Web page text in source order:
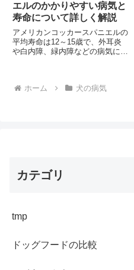
エルのかかりやすい病気と
寿命について詳しく解説
アメリカンコッカースパニエルの
平均寿命は12～15歳で、外耳炎
や白内障、緑内障などの病気にか
ホーム 犬の病気
カテゴリ
tmp
ドッグフードの比較